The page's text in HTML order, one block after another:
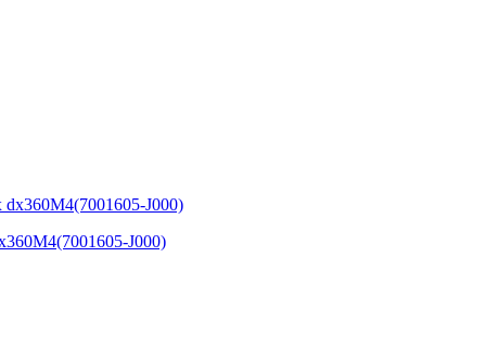
J000)